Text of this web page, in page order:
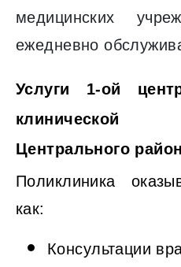
медицинских
ежедневно
Услуги 1-ой
клинической
Центрального
Поликлиника
как:
Консультации